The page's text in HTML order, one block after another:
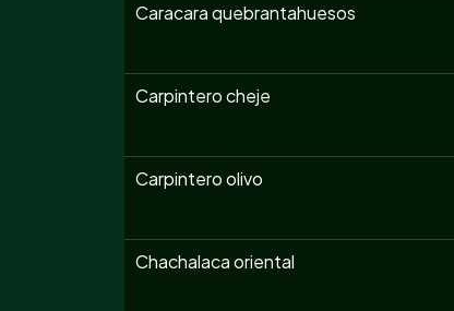
Caracara quebrantahuesos
Carpintero cheje
Carpintero olivo
Chachalaca oriental